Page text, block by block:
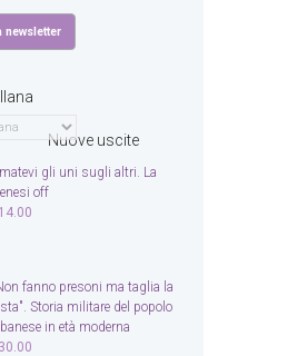
Nuove uscite
gli uni sugli altri. La
off
fanno presoni ma taglia la
Storia militare del popolo
in età moderna